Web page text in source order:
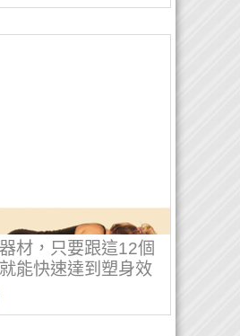
材，只要跟這12個
能快速達到塑身效